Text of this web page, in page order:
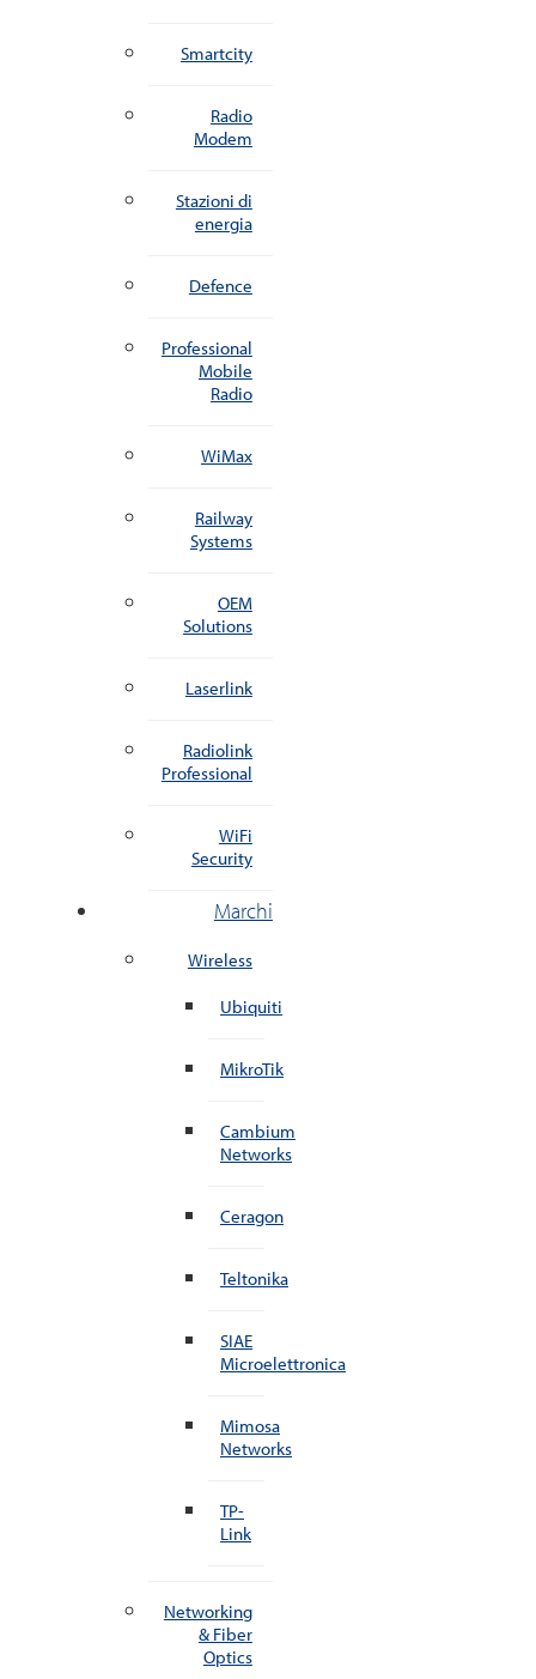
Smartcity
Radio
Modem
Stazioni di
energia
Defence
Professional
Mobile
Radio
WiMax
Railway
Systems
OEM
Solutions
Laserlink
Radiolink
Professional
WiFi
Security
Marchi
Wireless
Ubiquiti
MikroTik
Cambium
Networks
Ceragon
Teltonika
SIAE
Microelettronica
Mimosa
Networks
TP-
Link
Networking
& Fiber
Optics